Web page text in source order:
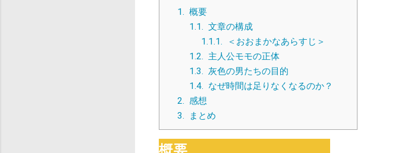
1. 概要
1.1. 文章の構成
1.1.1.
＜おおまかなあらすじ＞
1.2. 主人公モモの正体
1.3. 灰色の男たちの目的
1.4. なぜ時間は足りなくなるのか？
2. 感想
3.
まとめ